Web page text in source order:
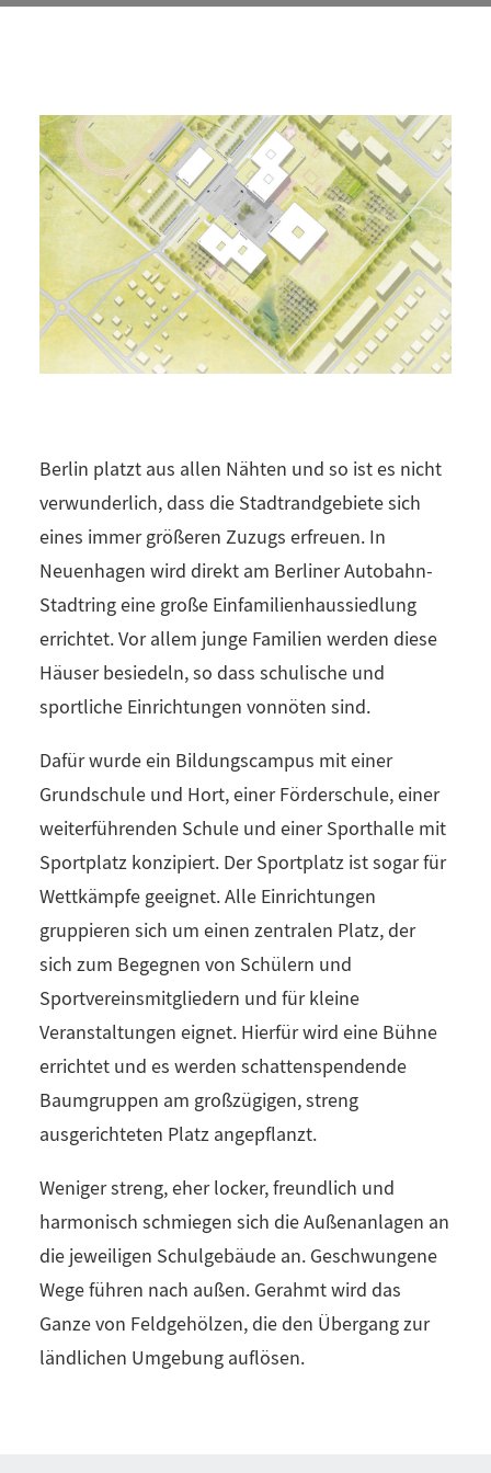
Berlin platzt aus allen Nähten und so ist es nicht
verwunderlich, dass die Stadtrandgebiete sich
eines immer größeren Zuzugs erfreuen. In
Neuenhagen wird direkt am Berliner Autobahn-
Stadtring eine große Einfamilienhaussiedlung
errichtet. Vor allem junge Familien werden diese
Häuser besiedeln, so dass schulische und
sportliche Einrichtungen vonnöten sind.
Dafür wurde ein Bildungscampus mit einer
Grundschule und Hort, einer Förderschule, einer
weiterführenden Schule und einer Sporthalle mit
Sportplatz konzipiert. Der Sportplatz ist sogar für
Wettkämpfe geeignet. Alle Einrichtungen
gruppieren sich um einen zentralen Platz, der
sich zum Begegnen von Schülern und
Sportvereinsmitgliedern und für kleine
Veranstaltungen eignet. Hierfür wird eine Bühne
errichtet und es werden schattenspendende
Baumgruppen am großzügigen, streng
ausgerichteten Platz angepflanzt.
Weniger streng, eher locker, freundlich und
harmonisch schmiegen sich die Außenanlagen an
die jeweiligen Schulgebäude an. Geschwungene
Wege führen nach außen. Gerahmt wird das
Ganze von Feldgehölzen, die den Übergang zur
ländlichen Umgebung auflösen.